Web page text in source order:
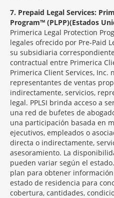
7 Prepaid Legal Services:
Program™ (PLPP)(Estados
Primerica Legal Protection
legales ofrecido por Pre-Paid
su subsidiaria
contractual entre Primerica
Primerica Client Services, Inc.
representantes de ventas
indirectamente, servicios,
legal. PPLSI brinda acceso a
una red de bufetes de
una participación basada en
ejecutivos, empleados o
directa o indirectamente,
asesoramiento. La
pueden variar según el
plan para obtener
estado de residencia para
cobertura, cantidades,